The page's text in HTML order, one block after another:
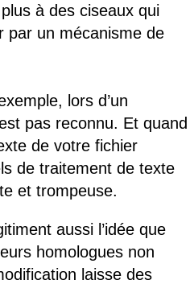
à des ciseaux qui
par un mécanisme de
lors d’un
pas reconnu. Et quand
de votre fichier
de traitement de texte
et trompeuse.
aussi l’idée que
homologues non
laisse des